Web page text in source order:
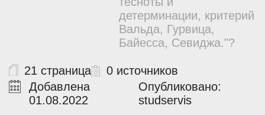
детерминации, критерий
Вальда, Гурвица,
Байесса, Севиджа."?
21 страница
0 источников
Добавлена
01.08.2022
Опубликовано:
studservis